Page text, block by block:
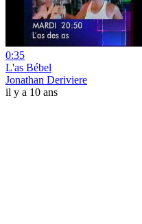
0:35
L'as Bébel
Jonathan Deriviere
il y a 10 ans